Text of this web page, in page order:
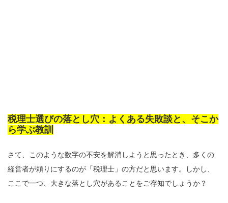
税理士選びの落とし穴：よくある失敗談と、そこか
ら学ぶ教訓
さて、このような数字の不安を解消しようと思ったとき、多くの
経営者が頼りにするのが「税理士」の方だと思います。しかし、
ここで一つ、大きな落とし穴があることをご存知でしょうか？